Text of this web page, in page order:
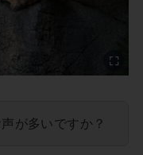
が多いですか？